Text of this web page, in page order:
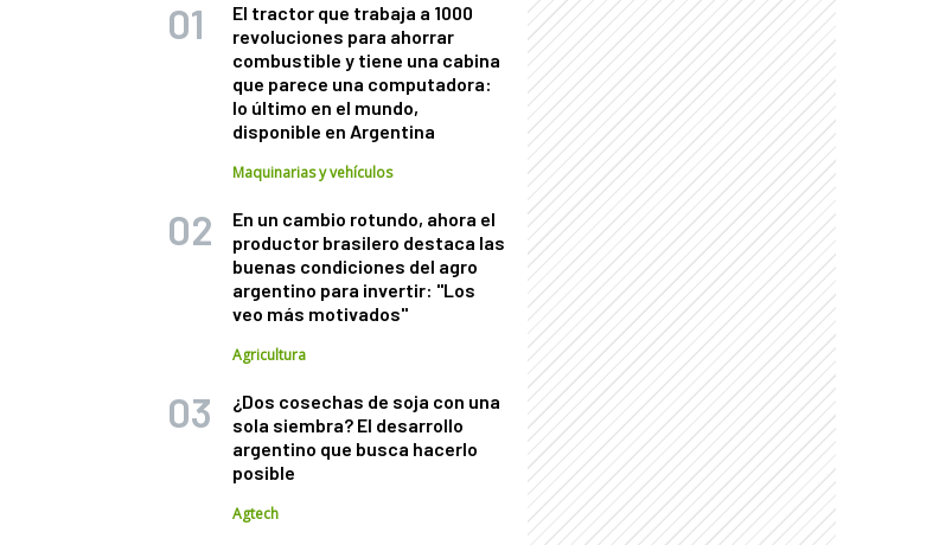
El tractor que trabaja a 1000
revoluciones para ahorrar
combustible y tiene una cabina
que parece una computadora:
lo último en el mundo,
disponible en Argentina
Maquinarias y vehículos
En un cambio rotundo, ahora el
productor brasilero destaca las
buenas condiciones del agro
argentino para invertir: "Los
veo más motivados"
Agricultura
¿Dos cosechas de soja con una
sola siembra? El desarrollo
argentino que busca hacerlo
posible
Agtech